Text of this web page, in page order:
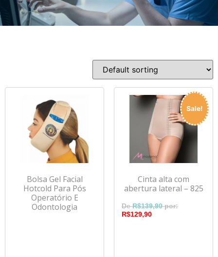
Bolsa Gel Facial
Hotcold Para Pós
Operatório E
Odontologia
Sale!
Cinta alta com
abertura lateral – 825
R$139,90
R$129,90